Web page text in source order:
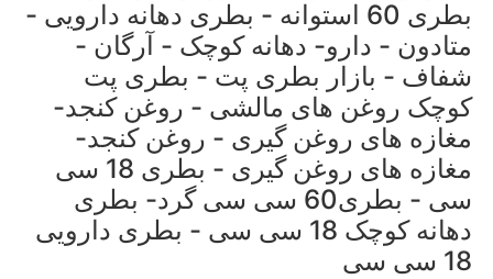
بطری 60 استوانه - بطری دهانه دارویی -
متادون - دارو- دهانه کوچک - آرگان -
شفاف - بازار بطری پت - بطری پت
کوچک روغن های مالشی - روغن کنجد-
مغازه های روغن گیری - روغن کنجد-
مغازه های روغن گیری - بطری 18 سی
سی - بطری60 سی سی گرد- بطری
دهانه کوچک 18 سی سی - بطری دارویی
18 سی سی